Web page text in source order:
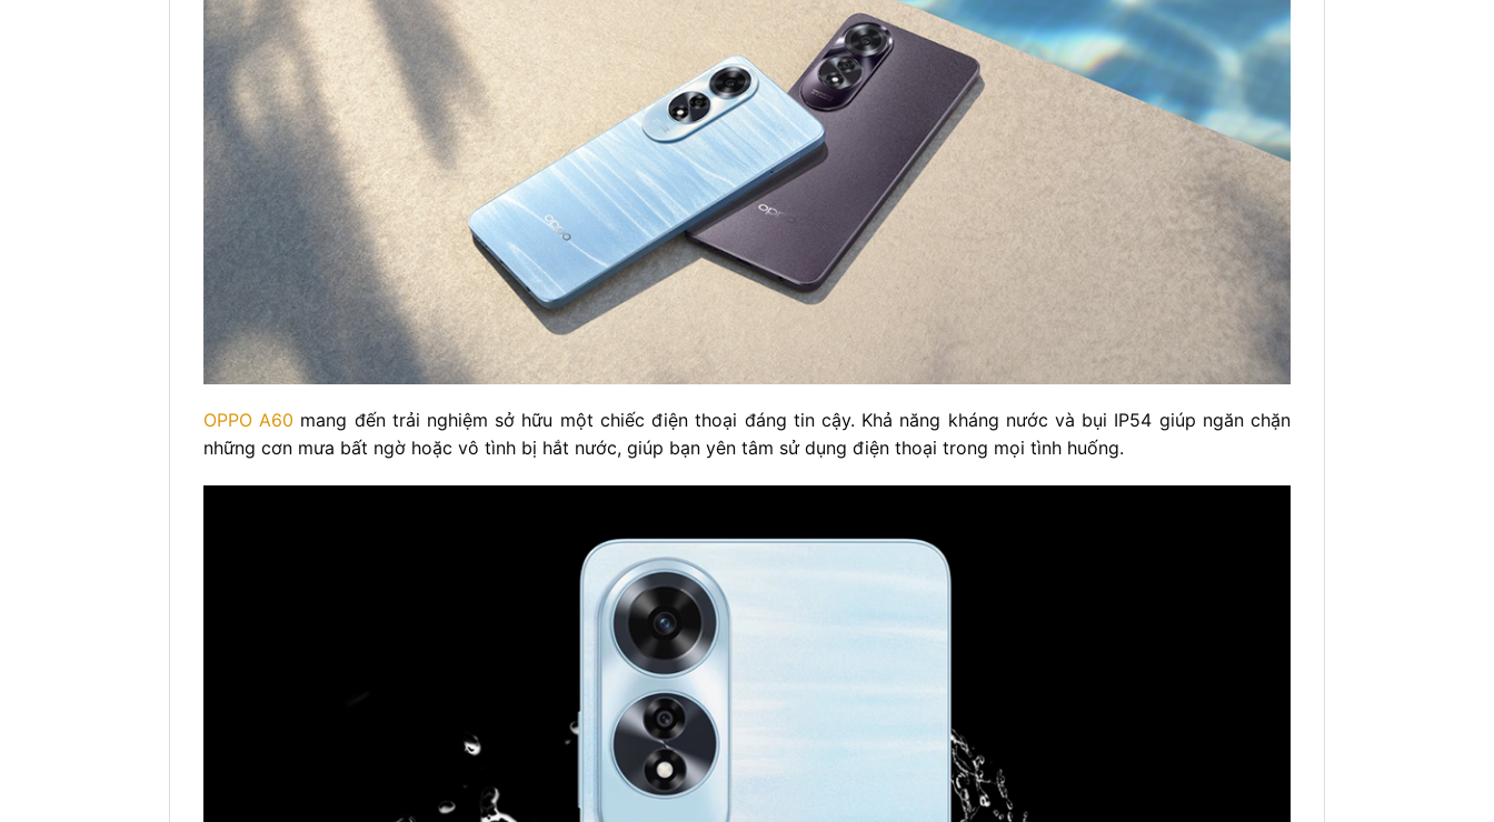
OPPO A60 mang đến trải nghiệm sở hữu một chiếc điện thoại đáng tin cậy. Khả năng kháng nước và bụi IP54 giúp ngăn chặn
những cơn mưa bất ngờ hoặc vô tình bị hắt nước, giúp bạn yên tâm sử dụng điện thoại trong mọi tình huống.